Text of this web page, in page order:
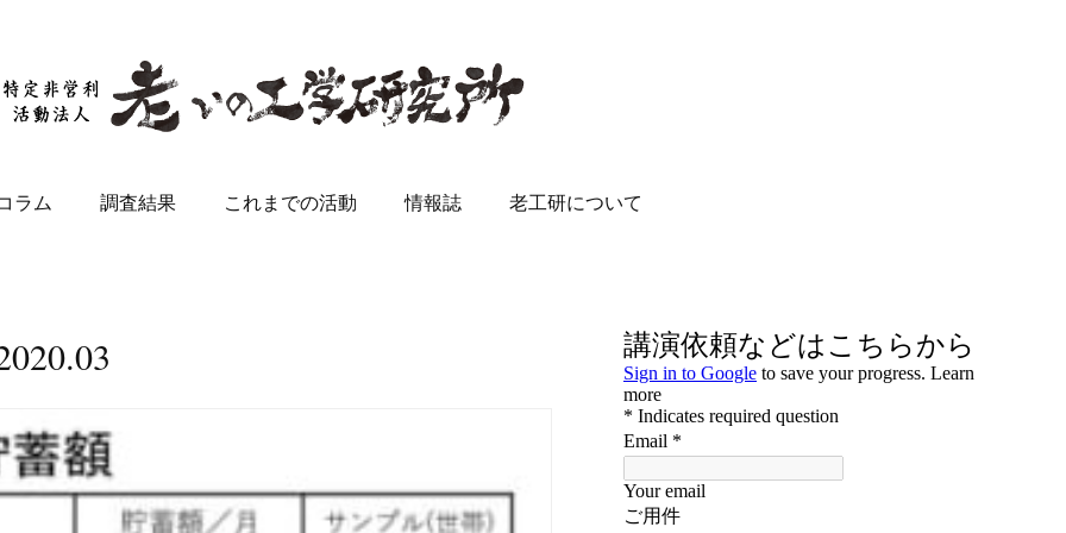
ラム 調査結果 これまでの活動 情報誌 老工研について
.03